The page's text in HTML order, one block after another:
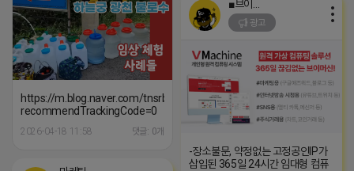
https://m.blog.naver.com/tnsrbfkddmsw/223529581047?
recommendTrackingCode=0
2026-04-18 11:58 댓글: 0개
광고
-장소불문, 약정없는 고정공인IP가
삽입된 365일 24시간 임대형 컴퓨